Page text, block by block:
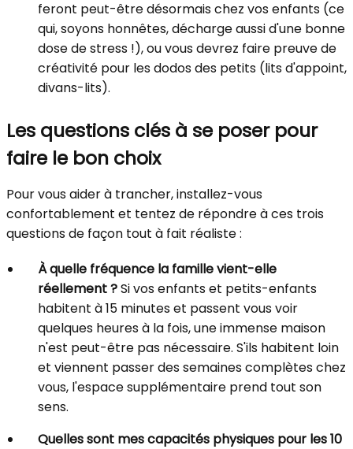
feront peut-être désormais chez vos enfants (ce
qui, soyons honnêtes, décharge aussi d'une bonne
dose de stress !), ou vous devrez faire preuve de
créativité pour les dodos des petits (lits d'appoint,
divans-lits).
Les questions clés à se poser pour
faire le bon choix
Pour vous aider à trancher, installez-vous
confortablement et tentez de répondre à ces trois
questions de façon tout à fait réaliste :
À quelle fréquence la famille vient-elle
réellement ?Si vos enfants et petits-enfants
habitent à 15 minutes et passent vous voir
quelques heures à la fois, une immense maison
n'est peut-être pas nécessaire. S'ils habitent loin
et viennent passer des semaines complètes chez
vous, l'espace supplémentaire prend tout son
sens.
Quelles sont mes capacités physiques pour les 10